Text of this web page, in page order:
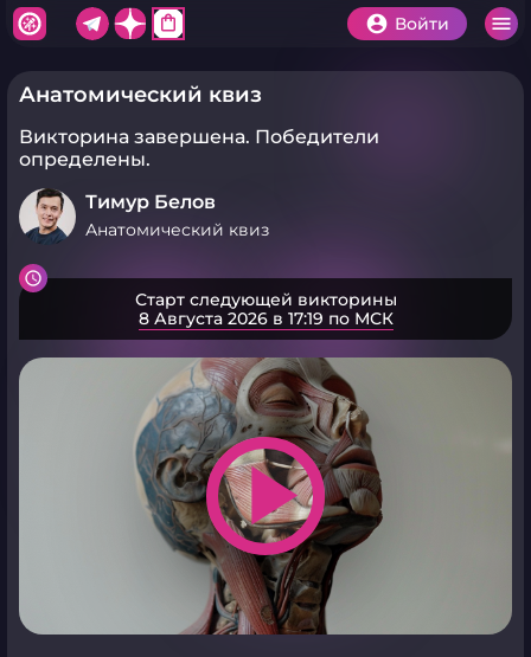
shopping_bag Войти
Анатомический квиз
Викторина завершена. Победители
определены.
Тимур Белов
Анатомический квиз
Старт следующей викторины
8 Августа 2026 в 17:19 по МСК
play_arrow